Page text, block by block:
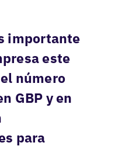
importante
este
número
GBP y en
para